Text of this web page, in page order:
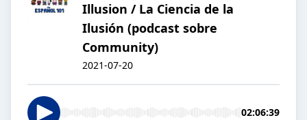
Illusion / La Ciencia de la
Ilusión (podcast sobre
Community)
2021-07-20
02:06:39